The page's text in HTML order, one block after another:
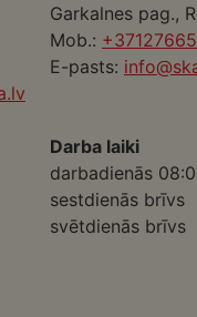
Garkalnes pag.,
Mob.:
E-pasts:
Darba laiki
darbadienās
sestdienās brīvs
svētdienās brīvs